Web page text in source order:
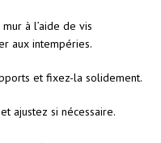
à l’aide de vis
aux intempéries.
et fixez-la solidement.
ajustez si nécessaire.